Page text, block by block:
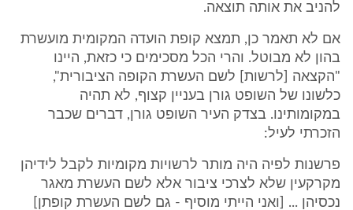
להניב את אותה תוצאה.
אם לא תאמר כן, תמצא קופת הועדה המקומית מועשרת
בהון לא מבוטל. והרי הכל מסכימים כי כזאת, היינו
"הקצאה [לרשות] לשם העשרת הקופה הציבורית",
כלשונו של השופט גורן בעניין קצוף, לא תהיה
במקומותינו. בצדק העיר השופט גורן, דברים שכבר
הזכרתי לעיל:
פרשנות לפיה היה מותר לרשויות מקומיות לקבל לידיהן
מקרקעין שלא לצרכי ציבור אלא לשם העשרת מאגר
נכסיהן ... [ואני הייתי מוסיף - גם לשם העשרת קופתן]